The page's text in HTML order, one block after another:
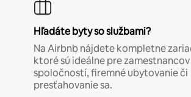
Hľadáte byty so službami?
Na Airbnb nájdete kompletne
ktoré sú ideálne pre zamestnancov
spoločností, firemné ubytovanie či
presťahovanie sa.